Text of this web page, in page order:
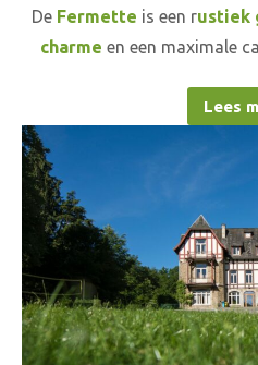
De Fermette is een rustiek
charme en een maximale
Lees